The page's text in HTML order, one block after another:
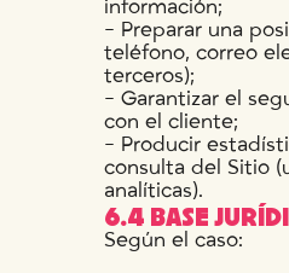
información;
- Preparar una
teléfono, correo
terceros);
- Garantizar el
con el cliente;
- Producir
consulta del Sitio
analíticas).
6.4 BASE
Según el caso: